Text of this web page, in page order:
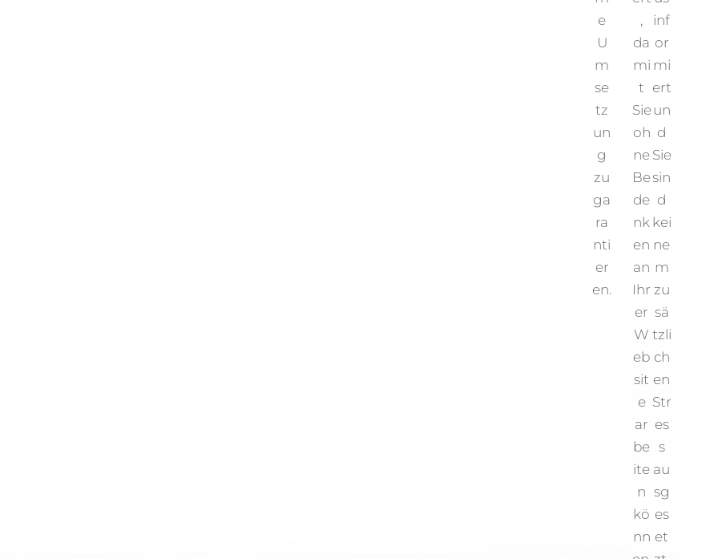
e
U
m
se
tz
un
g
zu
ga
ra
nti
er
en.
,
da
mi
t
Sie
oh
ne
Be
de
nk
en
an
Ihr
er
W
eb
sit
e
ar
be
ite
n
kö
nn
inf
or
mi
ert
un
d
Sie
sin
d
kei
ne
m
zu
sä
tzli
ch
en
Str
es
s
au
sg
es
et